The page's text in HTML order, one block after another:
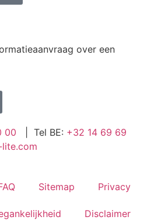
over een
00 | Tel BE: +32 14 69 69
Sitemap Privacy
Disclaimer